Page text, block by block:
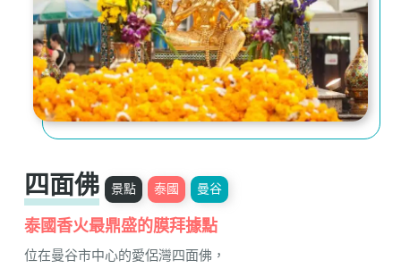
四面佛 景點 泰國 曼谷
泰國香火最鼎盛的膜拜據點
位在曼谷市中心的愛侶灣四面佛，